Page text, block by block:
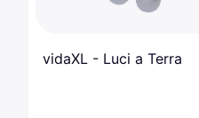
vidaXL - Luci a Terra